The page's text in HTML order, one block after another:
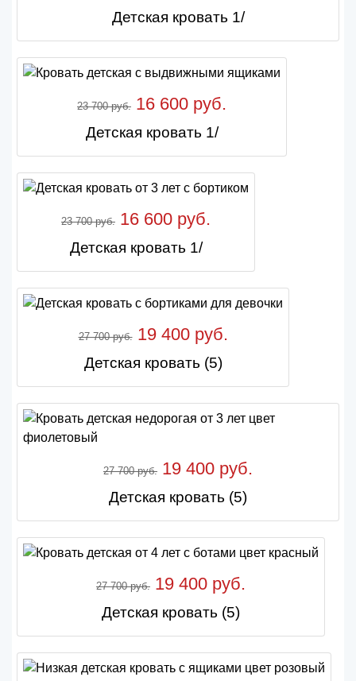
Детская кровать 1/
23 700 руб. 16 600 руб.
Детская кровать 1/
23 700 руб. 16 600 руб.
Детская кровать 1/
27 700 руб.19 400 руб.
Детская кровать (5)
27 700 руб. 19 400 руб.
Детская кровать (5)
27 700 руб. 19 400 руб.
Детская кровать (5)